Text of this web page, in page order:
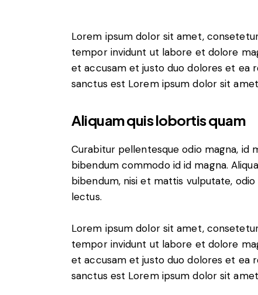
Lorem ipsum dolor sit amet,
tempor invidunt ut labore et dolore
et accusam et justo duo dolores et ea
sanctus est Lorem ipsum dolor sit
Aliquam quis lobortis quam
Curabitur pellentesque odio magna, id
bibendum commodo id id magna.
bibendum, nisi et mattis vulputate,
lectus.
Lorem ipsum dolor sit amet,
tempor invidunt ut labore et dolore
et accusam et justo duo dolores et ea
sanctus est Lorem ipsum dolor sit